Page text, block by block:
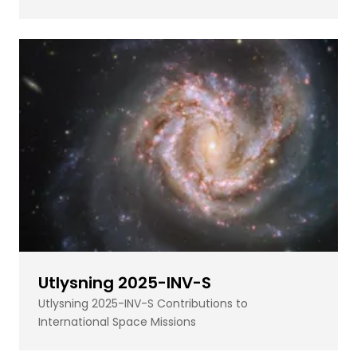
Utlysning 2025-INV-S
Utlysning 2025-INV-S Contributions to
International Space Missions